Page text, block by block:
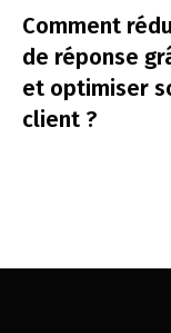
Comment
de réponse
et optimiser
client ?